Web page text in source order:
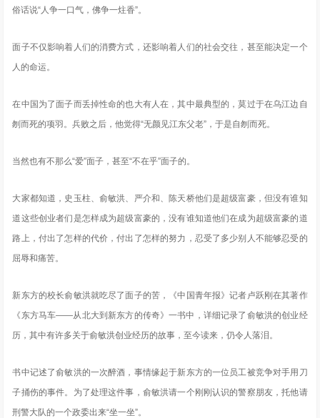
俗话说“人争一口气，佛争一炷香”。
面子不仅影响着人们的消费方式，还影响着人们的社会交往，甚至能决定一个
人的命运。
在中国为了面子而丢掉性命的也大有人在，其中最典型的，莫过于在乌江边自
刎而死的项羽。兵败之后，他觉得“无颜见江东父老”，于是自刎而死。
当然也有不那么“爱”面子，甚至“不在乎”面子的。
大家都知道，史玉柱、俞敏洪、严介和、陈天桥他们是超级富豪，但没有谁知
道这些创业者们是怎样成为超级富豪的，没有谁知道他们在成为超级富豪的道
路上，付出了怎样的代价，付出了怎样的努力，忍受了多少别人不能够忍受的
屈辱和痛苦。
新东方的校长俞敏洪就吃尽了面子的苦，《中国青年报》记者卢跃刚在其著作
《东方马车——从北大到新东方的传奇》一书中，详细记录了俞敏洪的创业经
历，其中有许多关于俞敏洪创业经历的故事，至今读来，仍令人落泪。
书中记述了俞敏洪的一次醉酒，事情缘起于新东方的一位员工被竞争对手用刀
子捅伤的事件。为了处理这件事，俞敏洪请一个刚刚认识的警察朋友，托他请
刑警大队的一个政委出来“坐一坐”。